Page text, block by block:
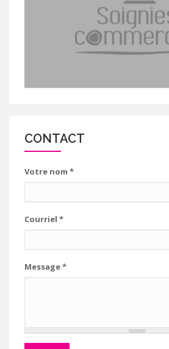
CONTACT
Votre nom *
Courriel *
Message*